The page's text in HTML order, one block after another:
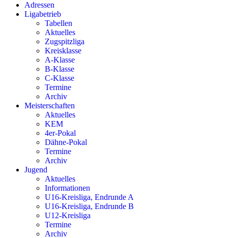
Adressen
Ligabetrieb
Tabellen
Aktuelles
Zugspitzliga
Kreisklasse
A-Klasse
B-Klasse
C-Klasse
Termine
Archiv
Meisterschaften
Aktuelles
KEM
4er-Pokal
Dähne-Pokal
Termine
Archiv
Jugend
Aktuelles
Informationen
U16-Kreisliga, Endrunde A
U16-Kreisliga, Endrunde B
U12-Kreisliga
Termine
Archiv